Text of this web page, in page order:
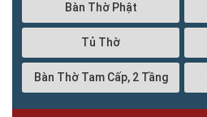
Bàn Thờ Phật
Tủ Thờ
Bàn Thờ Tam Cấp, 2 Tầng